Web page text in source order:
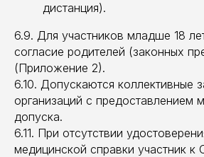
дистанция).
6.9. Для участников младше 18
согласие родителей (законных
(Приложение 2).
6.10. Допускаются коллективные
организаций с предоставлением
допуска.
6.11. При отсутствии
медицинской справки участник к